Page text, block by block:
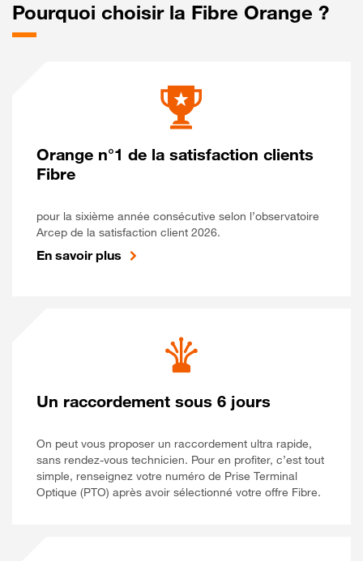
Pourquoi choisir la Fibre Orange ?
Orange n°1 de la satisfaction clients
Fibre
pour la sixième année consécutive selon l’observatoire
Arcep de la satisfaction client 2026.
En savoir plus
Un raccordement sous 6 jours
On peut vous proposer un raccordement ultra rapide,
sans rendez-vous technicien. Pour en profiter, c’est tout
simple, renseignez votre numéro de Prise Terminal
Optique (PTO) après avoir sélectionné votre offre Fibre.